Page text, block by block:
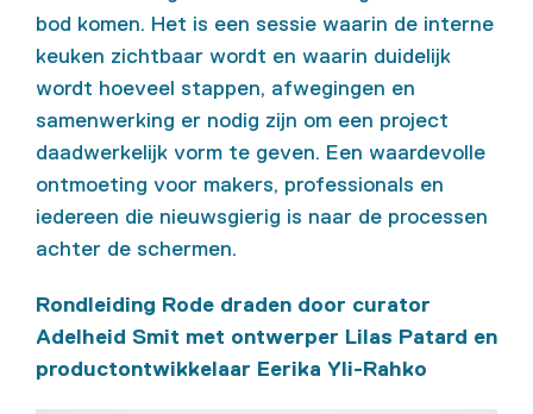
bod komen. Het is een sessie waarin de interne
keuken zichtbaar wordt en waarin duidelijk
wordt hoeveel stappen, afwegingen en
samenwerking er nodig zijn om een project
daadwerkelijk vorm te geven. Een waardevolle
ontmoeting voor makers, professionals en
iedereen die nieuwsgierig is naar de processen
achter de schermen.
Rondleiding Rode draden door curator
Adelheid Smit met ontwerper Lilas Patard en
productontwikkelaar Eerika Yli-Rahko